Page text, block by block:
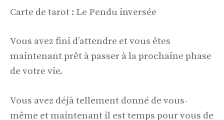
Carte de tarot : Le Pendu inversée
Vous avez fini d’attendre et vous êtes
maintenant prêt à passer à la prochaine phase
de votre vie.
Vous avez déjà tellement donné de vous-
même et maintenant il est temps pour vous de